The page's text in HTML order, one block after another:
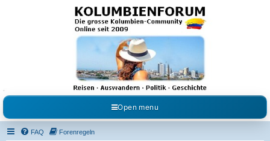
Kolumbienforum - Das
grosse Forum der
Freunde Kolumbiens
Reisen, Auswandern, Kultur, Politik, Geschichte und Visum in Kolumbien und Venezuela.
Austausch, Erfahrungen und Gemeinschaft im Kolumbienforum
Open menu
FAQ Forenregeln